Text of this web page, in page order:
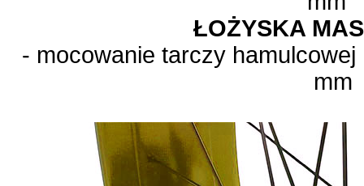
ŁOŻYSKA
- mocowanie tarczy
mm